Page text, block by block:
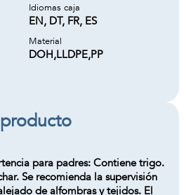
Idiomas caja
EN, DT, FR, ES
Material
DOH,LLDPE,PP
para padres: Contiene trigo.
Se recomienda la supervisión
de alfombras y tejidos. El